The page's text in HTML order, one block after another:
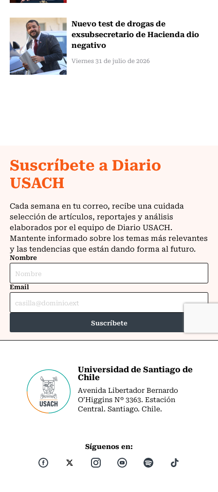
Nuevo test de drogas de
exsubsecretario de Hacienda dio
negativo
Viernes 31 de julio de 2026
Universidad de Santiago de
Chile
Avenida Libertador Bernardo
O’Higgins Nº 3363. Estación
Central. Santiago. Chile.
Síguenos en: